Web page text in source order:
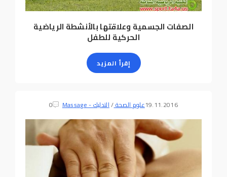
الصفات الجسمية وعلاقتها بالأنشطة الرياضية
الحركية للطفل
إقرأ المزيد
19.11.2016علوم الصحة/التدليك - Massage 0